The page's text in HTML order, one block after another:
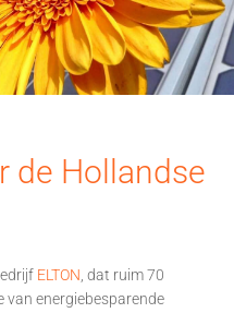
de Hollandse
ELTON , dat ruim 70
van energiebesparende